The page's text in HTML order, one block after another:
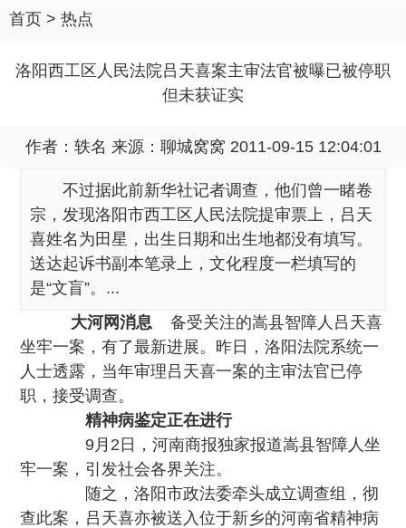
首页 > 热点
洛阳西工区人民法院吕天喜案主审法官被曝已被停职
但未获证实
作者：轶名 来源： 聊城窝窝 2011-09-15 12:04:01
不过据此前新华社记者调查，他们曾一睹卷
宗，发现洛阳市西工区人民法院提审票上，吕天
喜姓名为田星，出生日期和出生地都没有填写。
送达起诉书副本笔录上，文化程度一栏填写的
是“文盲”。...
大河网消息 备受关注的嵩县智障人吕天喜
坐牢一案，有了最新进展。昨日，洛阳法院系统一
人士透露，当年审理吕天喜一案的主审法官已停
职，接受调查。
精神病鉴定正在进行
9月2日，河南商报独家报道嵩县智障人坐
牢一案，引发社会各界关注。
随之，洛阳市政法委牵头成立调查组，彻
查此案，吕天喜亦被送入位于新乡的河南省精神病